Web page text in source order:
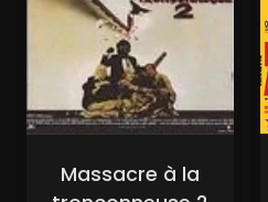
Massacre à la